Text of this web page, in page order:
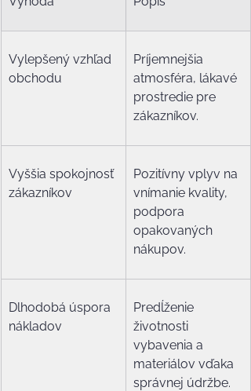
Vylepšený vzhľad
obchodu
Príjemnejšia
atmosféra, lákavé
prostredie pre
zákazníkov.
Vyššia spokojnosť
zákazníkov
Pozitívny vplyv na
vnímanie kvality,
podpora
opakovaných
nákupov.
Dlhodobá úspora
nákladov
Predĺženie
životnosti
vybavenia a
materiálov vďaka
správnej údržbe.